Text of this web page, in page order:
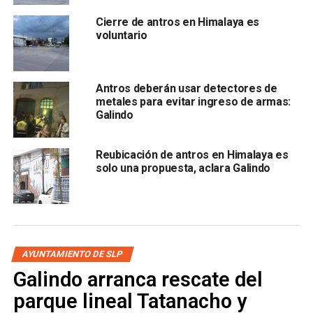
“Nosotros hemos mantenido nuestra postura de que se
sigan reactivando los corredores comerciales, en lugar de
aglutinar a 10 mil o hasta 25 mil personas por fin de
semana en una sola zona. Eso implicaría riesgos de
movilidad, accidentes y consumo de alcohol sin regulación
adecuada”, advirtió.
oportunidad pararetomar una propuesta más amplia:
una reforma estructural de la Ley de Alcoholes
permita adaptar los horarios y reglas según el tipo de
homogénea para todos.
Cierre de antros en Himalaya es
voluntario
Antros deberán usar detectores de
metales para evitar ingreso de armas:
Galindo
Reubicación de antros en Himalaya es
solo una propuesta, aclara Galindo
AYUNTAMIENTO DE SLP
Galindo arranca rescate del
parque lineal Tatanacho y